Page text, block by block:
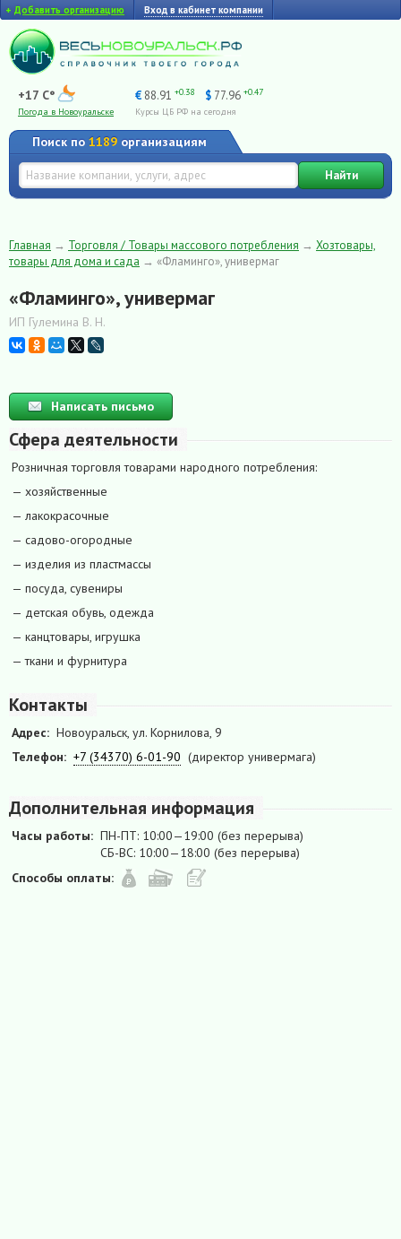
+ Добавить организацию Вход в кабинет компании
+17 C°
Погода в Новоуральске
€ 88.91 +0.38 $ 77.96 +0.47
Курсы ЦБ РФ на сегодня
Поиск по 1189 организациям
Найти
Главная → Торговля / Товары массового потребления → Хозтовары,
товары для дома и сада → «Фламинго», универмаг
«Фламинго», универмаг
ИП Гулемина В. Н.
Написать письмо
Сфера деятельности
Розничная торговля товарами народного потребления:
— хозяйственные
— лакокрасочные
— садово-огородные
— изделия из пластмассы
— посуда, сувениры
— детская обувь, одежда
— канцтовары, игрушка
— ткани и фурнитура
Контакты
Адрес: Новоуральск, ул. Корнилова, 9
Телефон: +7 (34370) 6-01-90 (директор универмага)
Дополнительная информация
Часы работы: ПН-ПТ: 10:00—19:00 (без перерыва)
СБ-ВС: 10:00—18:00 (без перерыва)
Способы оплаты: